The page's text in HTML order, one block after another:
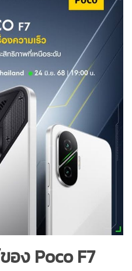
ง Poco F7